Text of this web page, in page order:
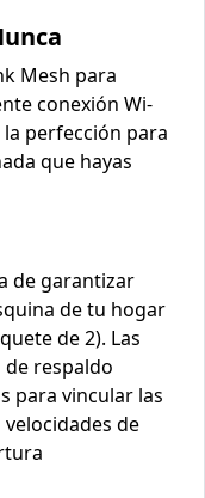
Mesh para
conexión Wi-
perfección para
que hayas
de garantizar
de tu hogar
de 2). Las
respaldo
para vincular las
de